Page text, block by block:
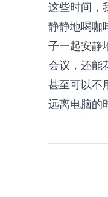
这些时间，
静静地喝咖
子一起安静
会议，还能
甚至可以不
远离电脑的